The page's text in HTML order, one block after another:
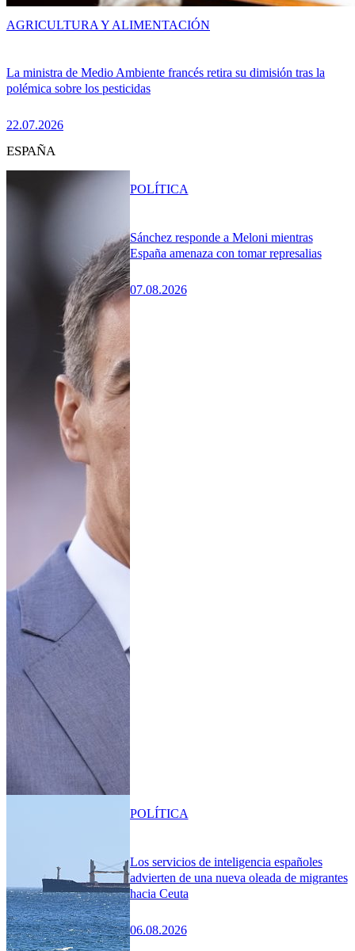
La ministra de Medio Ambiente francés retira su dimisión tras la
polémica sobre los pesticidas
22.07.2026
AGRICULTURA Y ALIMENTACIÓN
ESPAÑA
Sánchez responde a Meloni mientras
España amenaza con tomar represalias
07.08.2026
POLÍTICA
Los servicios de inteligencia españoles
advierten de una nueva oleada de migrantes
hacia Ceuta
06.08.2026
POLÍTICA